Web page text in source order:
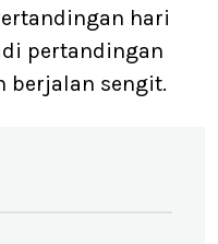
hari
pertandingan
berjalan sengit.